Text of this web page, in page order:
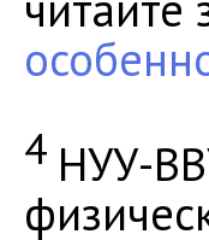
4 НУУ-